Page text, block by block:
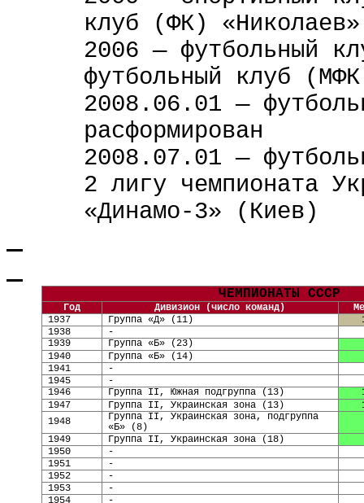
клуб (ФК) «Николаев»
2006 — футбольный
футбольный клуб
2008.06.01 —
расформирован
2008.07.01 —
2 лигу чемпионата
«Динамо-3» (Киев)
ЧЕМПИОНАТЫ СССР
Год Дивизион (число команд)
1937
Группа «Д» (11)
1938
-
1939
Группа «Б» (23)
1940
Группа «Б» (14)
1941
-
1945
-
1946
Группа II, Южная подгруппа (13 )
1947 Группа II, Украинская зона (13)
1948 Группа II, Украинская зона, подгруппа
«Б» (8)
1949
Группа II, Украинская зона (18)
1950
-
1951
-
1952
-
1953
-
1954
-